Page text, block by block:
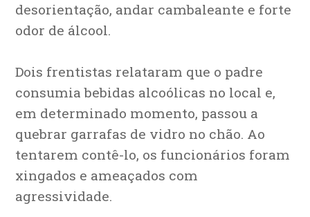
desorientação, andar cambaleante e forte
odor de álcool.
Dois frentistas relataram que o padre
consumia bebidas alcoólicas no local e,
em determinado momento, passou a
quebrar garrafas de vidro no chão. Ao
tentarem contê-lo, os funcionários foram
xingados e ameaçados com
agressividade.